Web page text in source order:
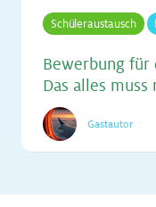
Schüleraustausch
Be­wer­bung für
Das al­les muss
Gastautor